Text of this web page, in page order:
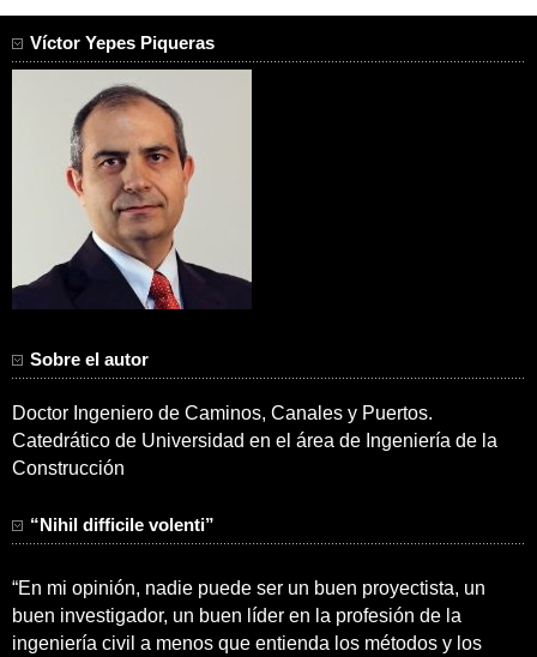
Víctor Yepes Piqueras
Sobre el autor
Doctor Ingeniero de Caminos, Canales y Puertos.
Catedrático de Universidad en el área de Ingeniería de la
Construcción
“Nihil difficile volenti”
“En mi opinión, nadie puede ser un buen proyectista, un
buen investigador, un buen líder en la profesión de la
ingeniería civil a menos que entienda los métodos y los